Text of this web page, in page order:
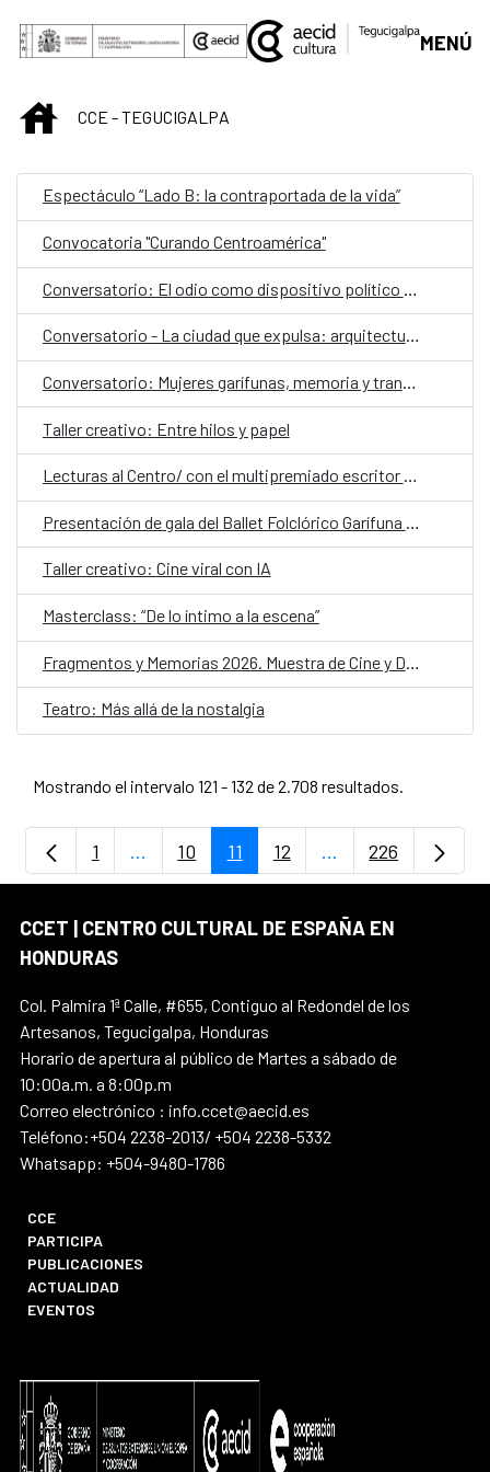
Saltar al contenido principal
MENÚ
INICIOCCE - TEGUCIGALPA
Espectáculo “Lado B: la contraportada de la vida”
Convocatoria "Curando Centroamérica"
Conversatorio - La ciudad que expulsa: arquitectura, exclusión y gentrificación
Conversatorio: Mujeres garífunas, memoria y transmisión cultural
Taller creativo: Entre hilos y papel
Lecturas al Centro/ con el multipremiado escritor español Ray Loriga como invitado especial,
Presentación de gala del Ballet Folclórico Garífuna de Honduras
Taller creativo: Cine viral con IA
Masterclass: “De lo íntimo a la escena”
Teatro: Más allá de la nostalgia
Mostrando el intervalo 121 - 132 de 2.708 resultados.
Página
1 ...Páginas intermedias Use TAB para
Página
10 Página
11 Página
12 ...PáginasPágina
226
CCET | CENTRO CULTURAL DE ESPAÑA EN
HONDURAS
Col. Palmira 1ª Calle, #655, Contiguo al Redondel de los
Artesanos, Tegucigalpa, Honduras
Horario de apertura al público de Martes a sábado de
10:00a.m. a 8:00p.m
Correo electrónico : info.ccet@aecid.es
Teléfono:+504 2238-2013/ +504 2238-5332
Whatsapp: +504-9480-1786
CCE
PARTICIPA
PUBLICACIONES
ACTUALIDAD
EVENTOS